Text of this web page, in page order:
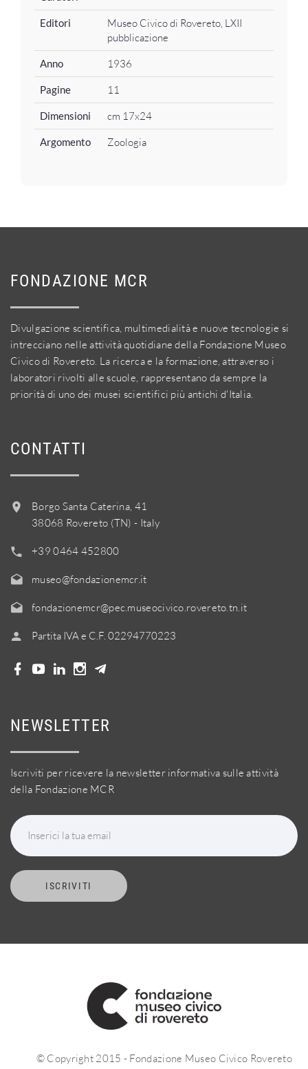
Editori
Museo Civico di Rovereto, LXII
pubblicazione
Anno 1936
Pagine 11
Dimensioni cm 17x24
Argomento Zoologia
FONDAZIONE MCR
Divulgazione scientifica, multimedialità e nuove tecnologie si
intrecciano nelle attività quotidiane della Fondazione Museo
Civico di Rovereto. La ricerca e la formazione, attraverso i
laboratori rivolti alle scuole, rappresentano da sempre la
priorità di uno dei musei scientifici più antichi d'Italia.
CONTATTI
Borgo Santa Caterina, 41
38068 Rovereto (TN) - Italy
+39 0464 452800
museo@fondazionemcr.it
fondazionemcr@pec.museocivico.rovereto.tn.it
Partita IVA e C.F. 02294770223
NEWSLETTER
Iscriviti per ricevere la newsletter informativa sulle attività
della Fondazione MCR
Inserici la tua email
ISCRIVITI
© Copyright 2015 - Fondazione Museo Civico Rovereto